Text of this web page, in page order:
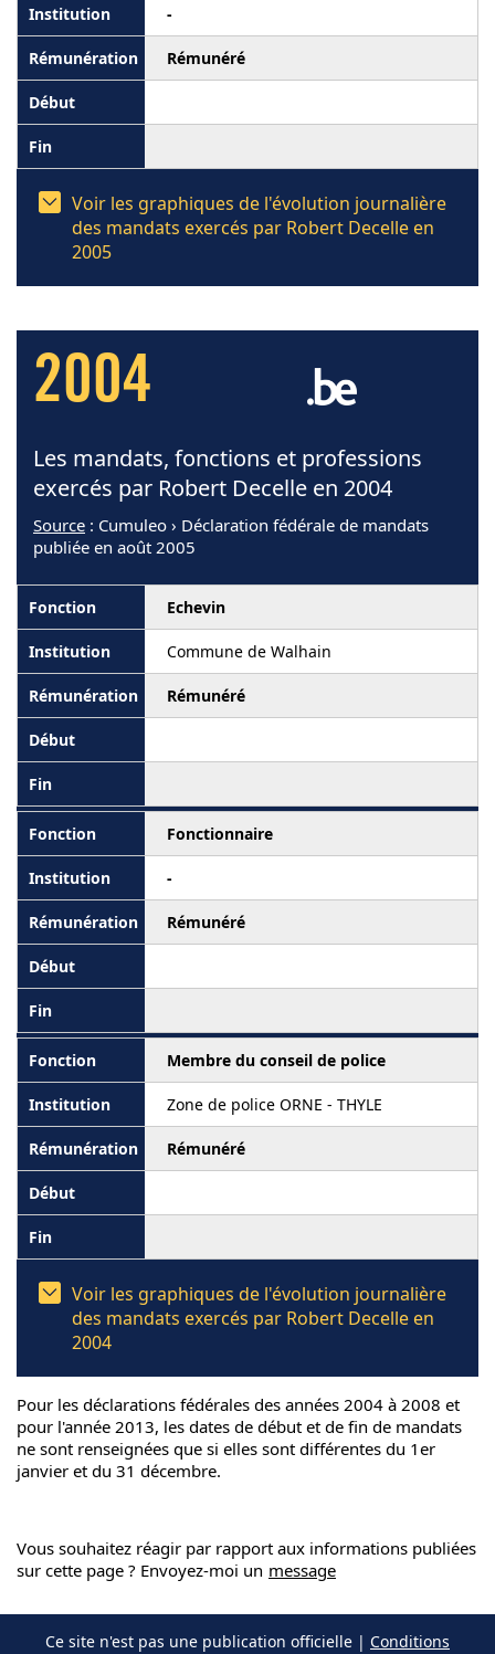
-
Rémunéré
Voir les graphiques de l'évolution journalière
des mandats exercés par Robert Decelle en
2005
2004
Les mandats, fonctions et professions
exercés par Robert Decelle en 2004
Source : Cumuleo › Déclaration fédérale de mandats
publiée en août 2005
Echevin
Commune de Walhain
Rémunéré
Fonctionnaire
-
Rémunéré
Membre du conseil de police
Zone de police ORNE - THYLE
Rémunéré
Voir les graphiques de l'évolution journalière
des mandats exercés par Robert Decelle en
2004
Pour les déclarations fédérales des années 2004 à 2008 et
pour l'année 2013, les dates de début et de fin de mandats
ne sont renseignées que si elles sont différentes du 1er
janvier et du 31 décembre.
Vous souhaitez réagir par rapport aux informations publiées
sur cette page ? Envoyez-moi un message
Ce site n'est pas une publication officielle | Conditions